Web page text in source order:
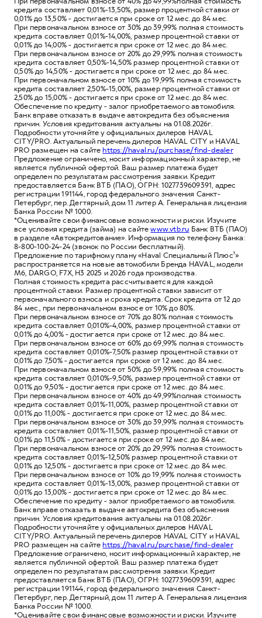
кредита составляет 0,01%-13,50%, размер процентной ставки от
0,01% до 13,50% - достигается при сроке от 12 мес. до 84 мес.
При первоначальном взносе от 30% до 39,99% полная стоимость
кредита составляет 0,01%-14,00%, размер процентной ставки от
0,01% до 14,00% - достигается при сроке от 12 мес. до 84 мес.
При первоначальном взносе от 20% до 29,99% полная стоимость
кредита составляет 0,50%-14,50% размер процентной ставки от
0,50% до 14,50% - достигается при сроке от 12 мес. до 84 мес.
При первоначальном взносе от 10% до 19,99% полная стоимость
кредита составляет 2,50%-15,00%, размер процентной ставки от
2,50% до 15,00% - достигается при сроке от 12 мес. до 84 мес.
Обеспечение по кредиту - залог приобретаемого автомобиля.
Банк вправе отказать в выдаче автокредита без объяснения
причин. Условия кредитования актуальны на 01.08.2026г.
Подробности уточняйте у официальных дилеров HAVAL
CITY/PRO. Актуальный перечень дилеров HAVAL CITY и HAVAL
PRO размещен на сайтеhttps://haval.ru/purchase/find-dealer
Предложение ограничено, носит информационный характер, не
является публичной офертой. Ваш размер платежа будет
определен по результатам рассмотрения заявки. Кредит
предоставляется Банк ВТБ (ПАО), ОГРН: 1027739609391, адрес
регистрации 191144, город федерального значения Санкт-
Петербург, пер. Дегтярный, дом 11 литер А. Генеральная лицензия
Банка России № 1000.
*Оценивайте свои финансовые возможности и риски. Изучите
все условия кредита (займа) на сайтеwww.vtb.ru Банк ВТБ (ПАО)
в разделе «Автокредитование». Информация по телефону Банка:
8-800-100-24-24 (звонок по России бесплатный).
Предложение по тарифному плану «Haval Специальный Плюс¹»
распространяется на новые автомобили Бренда HAVAL, модели
M6, DARGO, F7X, Н3 2025 и 2026 года производства.
Полная стоимость кредита рассчитывается для каждой
процентной ставки. Размер процентной ставки зависит от
первоначального взноса и срока кредита. Срок кредита от 12 до
84 мес., при первоначальном взносе от 10% до 80%.
При первоначальном взносе от 70% до 80% полная стоимость
кредита составляет 0,010%-4,00%, размер процентной ставки от
0,01% до 4,00% - достигается при сроке от 12 мес. до 84 мес.
При первоначальном взносе от 60% до 69,99% полная стоимость
кредита составляет 0,010%-7,50% размер процентной ставки от
0,01% до 7,50% - достигается при сроке от 12 мес. до 84 мес.
При первоначальном взносе от 50% до 59,99% полная стоимость
кредита составляет 0,010%-9,50%, размер процентной ставки от
0,01% до 9,50% - достигается при сроке от 12 мес. до 84 мес.
При первоначальном взносе от 40% до 49,99%полная стоимость
кредита составляет 0,01%-11,00%, размер процентной ставки от
0,01% до 11,00% - достигается при сроке от 12 мес. до 84 мес.
При первоначальном взносе от 30% до 39,99% полная стоимость
кредита составляет 0,01%-11,50%, размер процентной ставки от
0,01% до 11,50% - достигается при сроке от 12 мес. до 84 мес.
При первоначальном взносе от 20% до 29,99% полная стоимость
кредита составляет 0,01%-12,50% размер процентной ставки от
0,01% до 12,50% - достигается при сроке от 12 мес. до 84 мес.
При первоначальном взносе от 10% до 19,99% полная стоимость
кредита составляет 0,01%-13,00%, размер процентной ставки от
0,01% до 13,00% - достигается при сроке от 12 мес. до 84 мес.
Обеспечение по кредиту - залог приобретаемого автомобиля.
Банк вправе отказать в выдаче автокредита без объяснения
причин. Условия кредитования актуальны на 01.08.2026г.
Подробности уточняйте у официальных дилеров HAVAL
CITY/PRO. Актуальный перечень дилеров HAVAL CITY и HAVAL
PRO размещен на сайтеhttps://haval.ru/purchase/find-dealer
Предложение ограничено, носит информационный характер, не
является публичной офертой. Ваш размер платежа будет
определен по результатам рассмотрения заявки. Кредит
предоставляется Банк ВТБ (ПАО), ОГРН: 1027739609391, адрес
регистрации 191144, город федерального значения Санкт-
Петербург, пер. Дегтярный, дом 11 литер А. Генеральная лицензия
Банка России № 1000.
*Оценивайте свои финансовые возможности и риски. Изучите